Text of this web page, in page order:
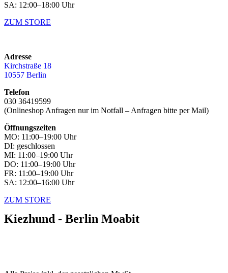
SA: 12:00–18:00 Uhr
ZUM STORE
Adresse
Kirchstraße 18
10557 Berlin
Telefon
030 36419599
(Onlineshop Anfragen nur im Notfall – Anfragen bitte per Mail)
Öffnungszeiten
MO: 11:00–19:00 Uhr
DI: geschlossen
MI: 11:00–19:00 Uhr
DO: 11:00–19:00 Uhr
FR: 11:00–19:00 Uhr
SA: 12:00–16:00 Uhr
ZUM STORE
Kiezhund - Berlin Moabit